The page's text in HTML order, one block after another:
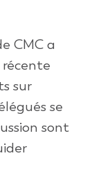
CMC a
récente
sur
se
sont